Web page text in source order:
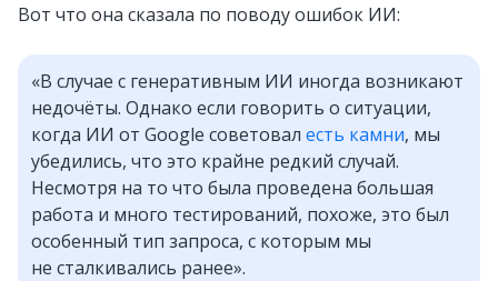
Вот что она сказала по поводу ошибок ИИ:
«В случае с генеративным ИИ иногда возникают
недочёты. Однако если говорить о ситуации,
когда ИИ от Google советовал есть камни, мы
убедились, что это крайне редкий случай.
Несмотря на то что была проведена большая
работа и много тестирований, похоже, это был
особенный тип запроса, с которым мы
не сталкивались ранее».